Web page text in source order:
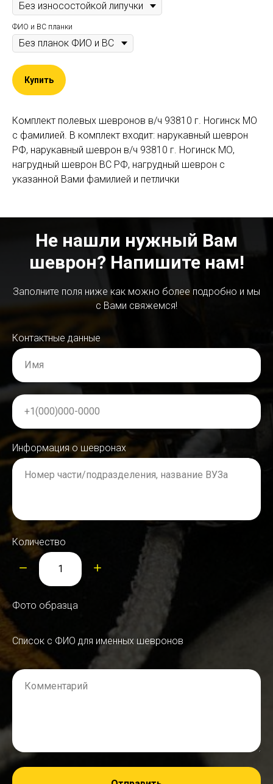
ФИО и ВС планки
Купить
Комплект полевых шевронов в/ч 93810 г. Ногинск МО
с фамилией. В комплект входит: нарукавный шеврон
РФ, нарукавный шеврон в/ч 93810 г. Ногинск МО,
нагрудный шеврон ВС РФ, нагрудный шеврон с
указанной Вами фамилией и петлички
Не нашли нужный Вам
шеврон? Напишите нам!
Заполните поля ниже как можно более подробно и мы
с Вами свяжемся!
Контактные данные
Имя
+1(000)000-0000
Информация о шевронах
Номер части/подразделения, название ВУЗа
Количество
Фото образца
Список с ФИО для именных шевронов
Комментарий